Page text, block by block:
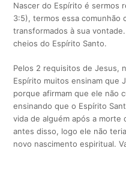
Nascer do Espírito é sermos
3:5), termos essa comunhão
transformados à sua
cheios do Espírito Santo.
Pelos 2 requisitos de Jesus,
Espírito muitos ensinam que
porque afirmam que ele não
ensinando que o Espírito
vida de alguém após a morte
antes disso, logo ele não
novo nascimento espiritual.